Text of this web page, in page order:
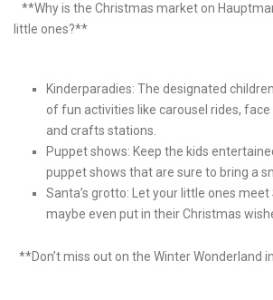
**Why is ⁣the Christmas ⁢market ‍on
little ones?**
Kinderparadies: The designated
of fun⁣ activities⁣ like carousel rides,
and ​crafts stations.
Puppet shows: Keep the kids
puppet shows that are sure⁢ to‌ bring a
Santa’s grotto: Let your little ones⁤
maybe even put in‌ their‌ Christmas​
**Don’t miss out on ⁢the Winter Wonderland